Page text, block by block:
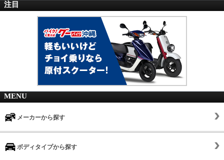
注目
MENU
メーカーから探す
ボディタイプから探す